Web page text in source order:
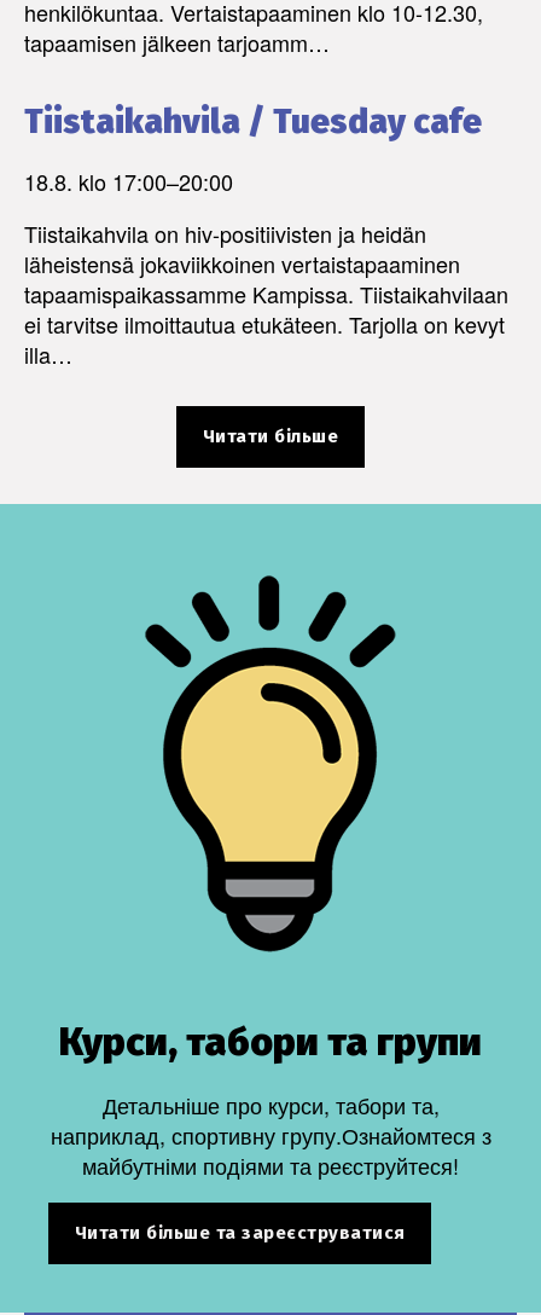
henkilökuntaa. Vertaistapaaminen klo 10-12.30,
tapaamisen jälkeen tarjoamm…
Tiistaikahvila / Tuesday cafe
18.8. klo 17:00–20:00
Tiistaikahvila on hiv-positiivisten ja heidän
läheistensä jokaviikkoinen vertaistapaaminen
tapaamispaikassamme Kampissa. Tiistaikahvilaan
ei tarvitse ilmoittautua etukäteen. Tarjolla on kevyt
illa…
Читати більше
Курси, табори та групи
Детальніше про курси, табори та,
наприклад, спортивну групу.Ознайомтеся з
майбутніми подіями та реєструйтеся!
Читати більше та зареєструватися